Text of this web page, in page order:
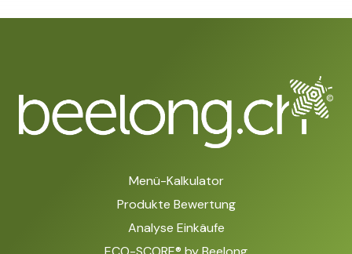
Menü-Kalkulator
Produkte Bewertung
Analyse Einkäufe